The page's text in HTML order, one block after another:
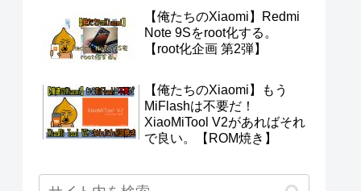
【俺たちのXiaomi】Redmi
Note 9Sをroot化する。
【root化企画 第2弾】
【俺たちのXiaomi】もう
MiFlashは不要だ！
XiaoMiTool V2があればそれ
で良い。【ROM焼き】